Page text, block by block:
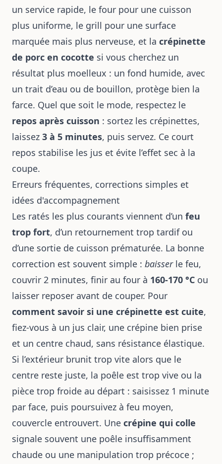
un service rapide, le four pour une cuisson
plus uniforme, le grill pour une surface
marquée mais plus nerveuse, et la crépinette
de porc en cocotte si vous cherchez un
résultat plus moelleux : un fond humide, avec
un trait d’eau ou de bouillon, protège bien la
farce. Quel que soit le mode, respectez le
repos après cuisson : sortez les crépinettes,
laissez 3 à 5 minutes, puis servez. Ce court
repos stabilise les jus et évite l’effet sec à la
coupe.
Erreurs fréquentes, corrections simples et
idées d'accompagnement
Les ratés les plus courants viennent d’un feu
trop fort, d’un retournement trop tardif ou
d’une sortie de cuisson prématurée. La bonne
correction est souvent simple : baisserle feu,
couvrir 2 minutes, finir au four à 160-170 °C ou
laisser reposer avant de couper. Pour
comment savoir si une crépinette est cuite,
fiez-vous à un jus clair, une crépine bien prise
et un centre chaud, sans résistance élastique.
Si l’extérieur brunit trop vite alors que le
centre reste juste, la poêle est trop vive ou la
pièce trop froide au départ : saisissez 1 minute
par face, puis poursuivez à feu moyen,
couvercle entrouvert. Une crépine qui colle
signale souvent une poêle insuffisamment
chaude ou une manipulation trop précoce ;